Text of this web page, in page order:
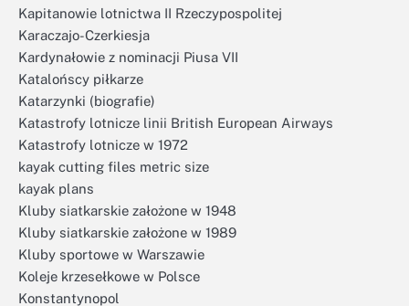
Kapitanowie lotnictwa II Rzeczypospolitej
Karaczajo-Czerkiesja
Kardynałowie z nominacji Piusa VII
Katalońscy piłkarze
Katarzynki (biografie)
Katastrofy lotnicze linii British European Airways
Katastrofy lotnicze w 1972
kayak cutting files metric size
kayak plans
Kluby siatkarskie założone w 1948
Kluby siatkarskie założone w 1989
Kluby sportowe w Warszawie
Koleje krzesełkowe w Polsce
Konstantynopol